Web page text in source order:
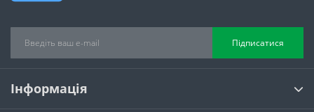
Підписатися
Інформація